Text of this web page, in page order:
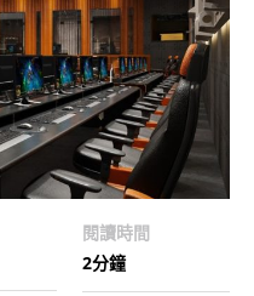
閱讀時間
2分鐘